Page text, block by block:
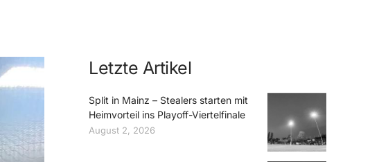
Letzte Artikel
Split in Mainz – Stealers starten mit
Heimvorteil ins Playoff-Viertelfinale
August 2, 2026